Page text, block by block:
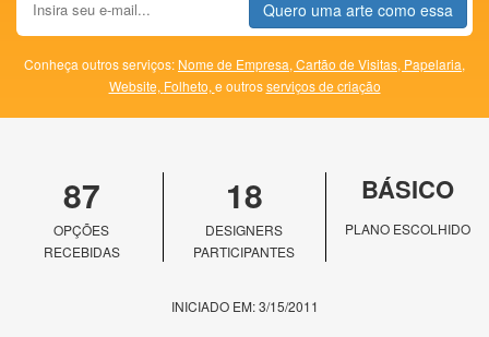
Quero uma arte como essa
Conheça outros serviços: Nome de Empresa, Cartão de Visitas, Papelaria,
Website, Folheto, e outrosserviços de criação
87
OPÇÕES
RECEBIDAS
18
DESIGNERS
PARTICIPANTES
BÁSICO
PLANO ESCOLHIDO
INICIADO EM: 3/15/2011